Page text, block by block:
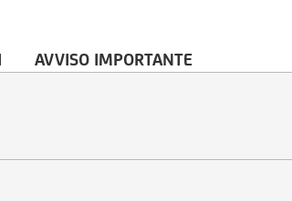
AVVISO IMPORTANTE